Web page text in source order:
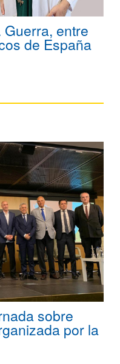
Guerra, entre
de España
sobre
por la